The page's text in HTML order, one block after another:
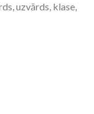
uzvārds, klase,